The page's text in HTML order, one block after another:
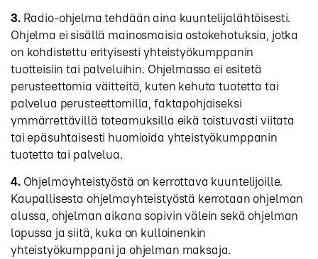
3. Radio-ohjelma tehdään aina kuuntelijalähtöisesti.
Ohjelma ei sisällä mainosmaisia ostokehotuksia, jotka
on kohdistettu erityisesti yhteistyökumppanin
tuotteisiin tai palveluihin. Ohjelmassa ei esitetä
perusteettomia väitteitä, kuten kehuta tuotetta tai
palvelua perusteettomilla, faktapohjaiseksi
ymmärrettävillä toteamuksilla eikä toistuvasti viitata
tai epäsuhtaisesti huomioida yhteistyökumppanin
tuotetta tai palvelua.
4. Ohjelmayhteistyöstä on kerrottava kuuntelijoille.
Kaupallisesta ohjelmayhteistyöstä kerrotaan ohjelman
alussa, ohjelman aikana sopivin välein sekä ohjelman
lopussa ja siitä, kuka on kulloinenkin
yhteistyökumppani ja ohjelman maksaja.